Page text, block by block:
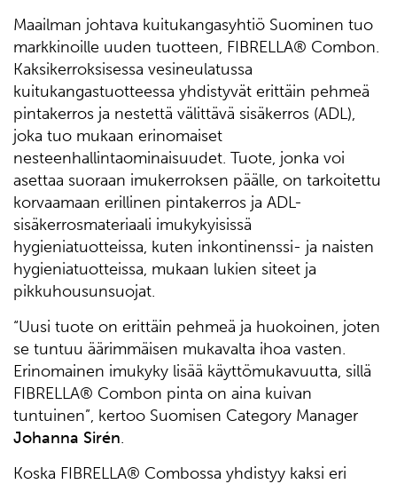
Maailman johtava kuitukangasyhtiö Suominen tuo
markkinoille uuden tuotteen, FIBRELLA® Combon.
Kaksikerroksisessa vesineulatussa
kuitukangastuotteessa yhdistyvät erittäin pehmeä
pintakerros ja nestettä välittävä sisäkerros (ADL),
joka tuo mukaan erinomaiset
nesteenhallintaominaisuudet. Tuote, jonka voi
asettaa suoraan imukerroksen päälle, on tarkoitettu
korvaamaan erillinen pintakerros ja ADL-
sisäkerrosmateriaali imukykyisissä
hygieniatuotteissa, kuten inkontinenssi- ja naisten
hygieniatuotteissa, mukaan lukien siteet ja
pikkuhousunsuojat.
“Uusi tuote on erittäin pehmeä ja huokoinen, joten
se tuntuu äärimmäisen mukavalta ihoa vasten.
Erinomainen imukyky lisää käyttömukavuutta, sillä
FIBRELLA® Combon pinta on aina kuivan
tuntuinen”, kertoo Suomisen Category Manager
Johanna Sirén.
Koska FIBRELLA® Combossa yhdistyy kaksi eri